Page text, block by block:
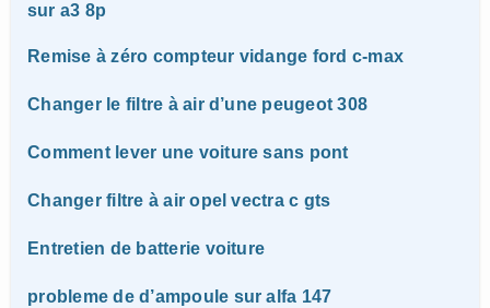
sur a3 8p
Remise à zéro compteur vidange ford c-max
Changer le filtre à air d’une peugeot 308
Comment lever une voiture sans pont
Changer filtre à air opel vectra c gts
Entretien de batterie voiture
probleme de d’ampoule sur alfa 147